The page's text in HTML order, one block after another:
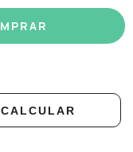
CALCULAR